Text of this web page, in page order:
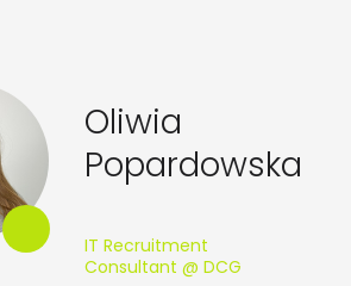
Oliwia
Popardowska
IT Recruitment
Consultant @ DCG